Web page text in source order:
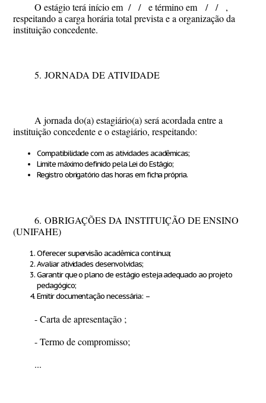
O estágio terá início em / / e término em / / ,
respeitando a carga horária total prevista e a organização da
instituição concedente.
5. JORNADA DE ATIVIDADE
A jornada do(a) estagiário(a) será acordada entre a
instituição concedente e o estagiário, respeitando:
Compatibilidade com as atividades acadêmicas;
Limite máximo definido pela Lei do Estágio;
Registro obrigatório das horas em ficha própria.
6. OBRIGAÇÕES DA INSTITUIÇÃO DE ENSINO
(UNIFAHE)
Oferecer supervisão acadêmica contínua;
Avaliar atividades desenvolvidas;
Garantir que o plano de estágio esteja adequado ao projeto
pedagógico;
Emitir documentação necessária: –
- Carta de apresentação ;
- Termo de compromisso;
...